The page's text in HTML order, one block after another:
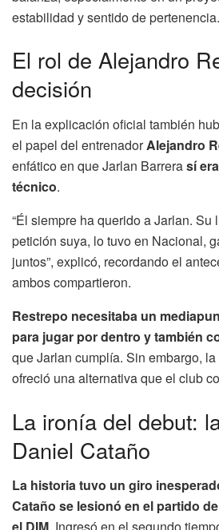
estabilidad y sentido de pertenencia.
El rol de Alejandro
decisión
En la explicación oficial también
el papel del entrenadorAlejandro
enfático en que Jarlan Barrerasí
técnico.
“Él siempre ha querido a Jarlan. Su
petición suya, lo tuvo en Nacional,
juntos”, explicó, recordando el
ambos compartieron.
Restrepo necesitaba un
para jugar por dentro y también
que Jarlan cumplía. Sin embargo,
ofreció una alternativa que el club
La ironía del debut:
Daniel Cataño
La historia tuvo un giro
Cataño se lesionó en el partido